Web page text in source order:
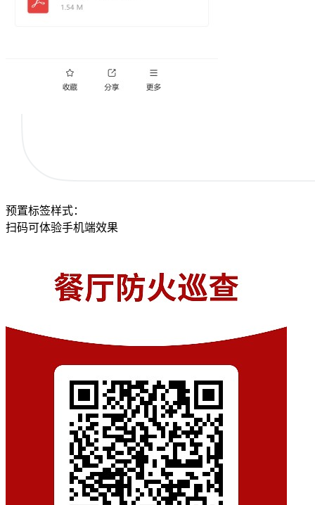
预置标签样式：
扫码可体验手机端效果